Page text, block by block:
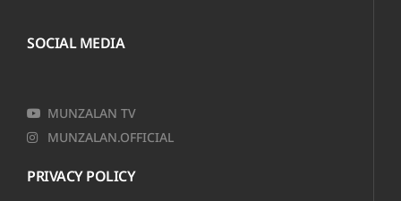
SOCIAL MEDIA
MUNZALAN TV
MUNZALAN.OFFICIAL
PRIVACY POLICY